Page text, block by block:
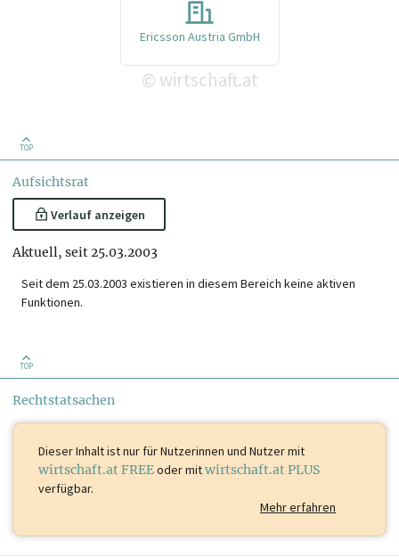
Ericsson Austria GmbH
© wirtschaft.at
TOP
Aufsichtsrat
Verlauf anzeigen
Aktuell, seit 25.03.2003
Seit dem 25.03.2003 existieren in diesem Bereich keine aktiven
Funktionen.
TOP
Rechtstatsachen
Dieser Inhalt istnur für Nutzerinnen und Nutzer mit
wirtschaft.at FREEoder mitwirtschaft.at PLUS
verfügbar.
Mehr erfahren